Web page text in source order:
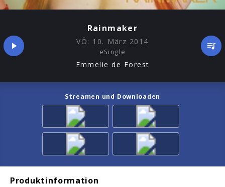
Rainmaker
VÖ: 10. März 2014
eSingle
Emmelie de Forest
Streamen und Downloaden
Produktinformation